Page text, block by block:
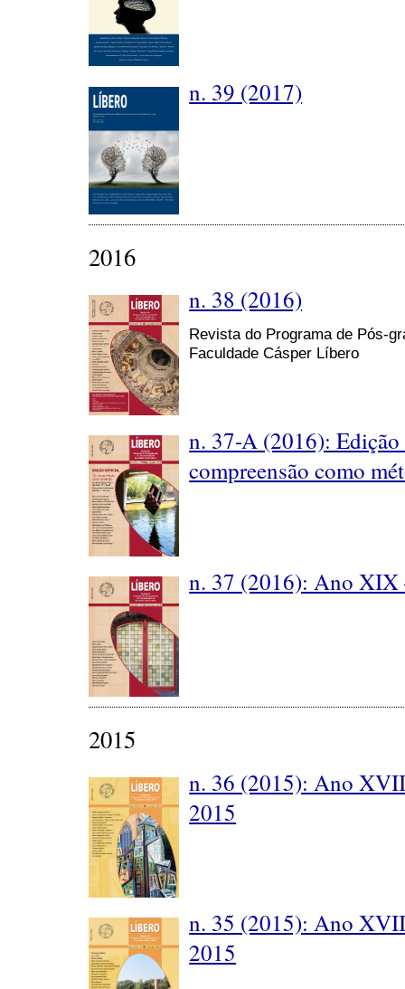
n. 39 (2017)
2016
n. 38 (2016)
Revista do Programa de Pós-
Faculdade Cásper Líbero
n. 37-A (2016):
compreensão como
n. 37 (2016): Ano XIX
2015
n. 36 (2015): Ano
2015
n. 35 (2015): Ano
2015